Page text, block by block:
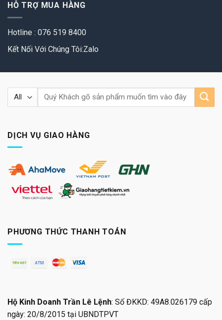
HỖ TRỢ MUA HÀNG
Hotline : 076 519 8400
Kết Nối Với Chúng Tôi:Zalo
Tìm
DỊCH VỤ GIAO HÀNG
PHƯƠNG THỨC THANH TOÁN
Hộ Kinh Doanh Trần Lê Lệnh: Số ĐKKD: 49A8.026179 cấp
ngày: 20/8/2015 tại UBNDTPVT